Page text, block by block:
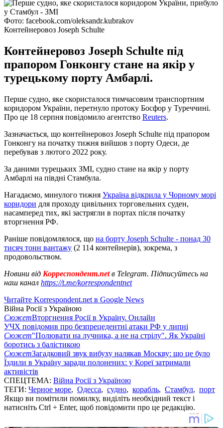
Фото: facebook.com/oleksandr.kubrakov
Контейнеровоз Joseph Schulte
Контейнеровоз Joseph Schulte під
прапором Гонконгу стане на якір у
турецькому порту Амбарлі.
Перше судно, яке скористалося тимчасовим транспортним
коридором України, перетнуло протоку Босфор у Туреччині.
Про це 18 серпня повідомило агентство Reuters.
Зазначається, що контейнеровоз Joseph Schulte під прапором
Гонконгу на початку тижня вийшов з порту Одеси, де
перебував з лютого 2022 року.
За даними турецьких ЗМІ, судно стане на якір у порту
Амбарлі на півдні Стамбула.
Нагадаємо, минулого тижня Україна відкрила у Чорному морі
коридори для проходу цивільних торговельних суден,
насамперед тих, які застрягли в портах після початку
вторгнення РФ.
Раніше повідомлялося, що на борту Joseph Schulte - понад 30
тисяч тонн вантажу (2 114 контейнерів), зокрема, з
продовольством.
Новини від Корреспондент.netв Telegram. Підписуйтесь на
наш канал https://t.me/korrespondentnet
Читайте Korrespondent.net в Google News
Війна Росії з Україною
СюжетВторгнення Росії в Україну. Онлайн
УЧХ повідомив про безпрецедентні атаки РФ у липні
Сюжет"Полювати на лучника, а не на стрілу". Як Україні
боротись з балістикою
СюжетЗагадковий звук вибуху налякав Москву: що це було
Їздили в Україну заради полонених: у Кореї затримали
активістів
СПЕЦТЕМА: Війна Росії з Україною
ТЕГИ: Черное море, Одесса, судно, корабль, Стамбул, порт
Якщо ви помітили помилку, виділіть необхідний текст і
натисніть Ctrl + Enter, щоб повідомити про це редакцію.